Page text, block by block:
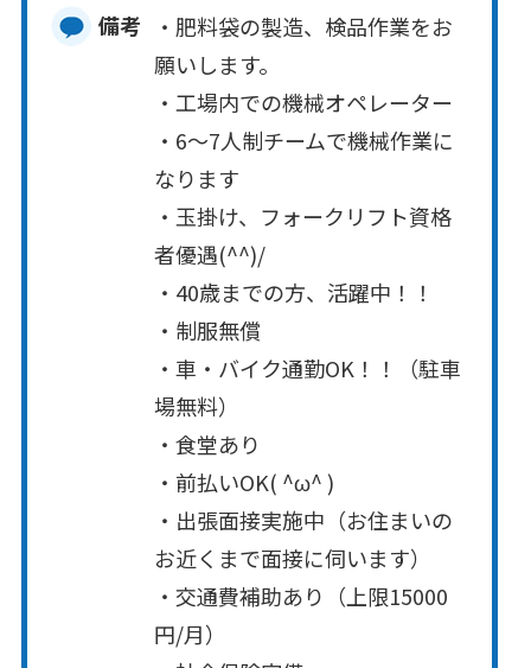
備考
・肥料袋の製造、検品作業をお
願いします。
・工場内での機械オペレーター
・6～7人制チームで機械作業に
なります
・玉掛け、フォークリフト資格
者優遇(^^)/
・40歳までの方、活躍中！！
・制服無償
・車・バイク通勤OK！！（駐車
場無料）
・食堂あり
・前払いOK( ^ω^ )
・出張面接実施中（お住まいの
お近くまで面接に伺います）
・交通費補助あり（上限15000
円/月）